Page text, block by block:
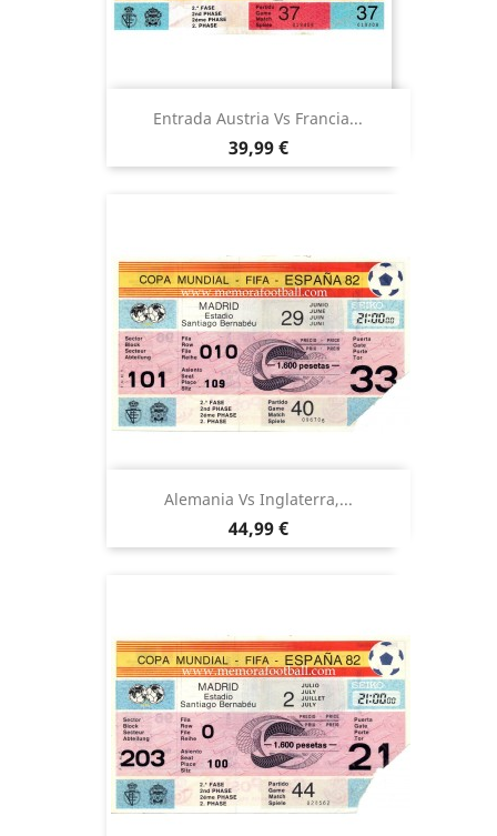
Entrada Austria Vs Francia...
Precio
39,99 €
Alemania Vs Inglaterra,...
Precio
44,99 €